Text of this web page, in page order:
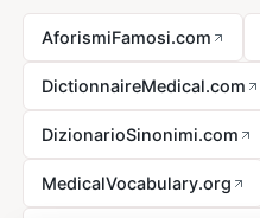
AforismiFamosi.com
DictionnaireMedical.com
DizionarioSinonimi.com
MedicalVocabulary.org